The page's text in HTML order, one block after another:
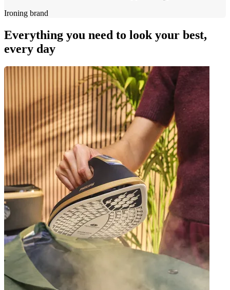
Ironing brand
Everything you need to look your best,
every day